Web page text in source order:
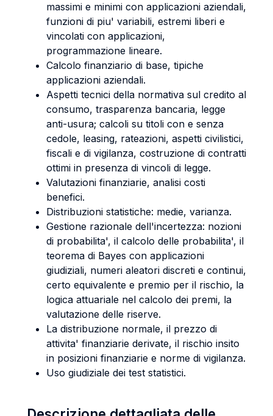
massimi e minimi con applicazioni aziendali,
funzioni di piu' variabili, estremi liberi e
vincolati con applicazioni,
programmazione lineare.
Calcolo finanziario di base, tipiche
applicazioni aziendali.
Aspetti tecnici della normativa sul credito al
consumo, trasparenza bancaria, legge
anti-usura; calcoli su titoli con e senza
cedole, leasing, rateazioni, aspetti civilistici,
fiscali e di vigilanza, costruzione di contratti
ottimi in presenza di vincoli di legge.
Valutazioni finanziarie, analisi costi
benefici.
Distribuzioni statistiche: medie, varianza.
Gestione razionale dell'incertezza: nozioni
di probabilita', il calcolo delle probabilita', il
teorema di Bayes con applicazioni
giudiziali, numeri aleatori discreti e continui,
certo equivalente e premio per il rischio, la
logica attuariale nel calcolo dei premi, la
valutazione delle riserve.
La distribuzione normale, il prezzo di
attivita' finanziarie derivate, il rischio insito
in posizioni finanziarie e norme di vigilanza.
Uso giudiziale dei test statistici.